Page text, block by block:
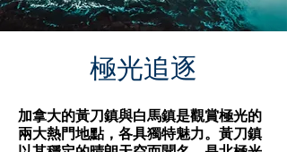
極光追逐
加拿大的黃刀鎮與白馬鎮是觀賞極光的
兩大熱門地點，各具獨特魅力。黃刀鎮